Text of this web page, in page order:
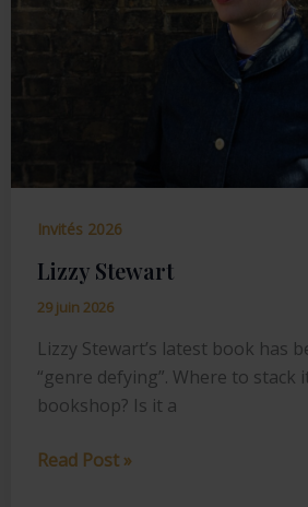
Invités 2026
Lizzy Stewart
29 juin 2026
Lizzy Stewart’s latest book has
“genre defying”. Where to stack
bookshop? Is it a
Lizzy
Read Post »